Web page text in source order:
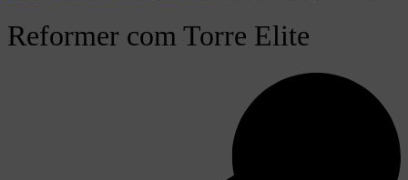
Reformer com Torre Elite